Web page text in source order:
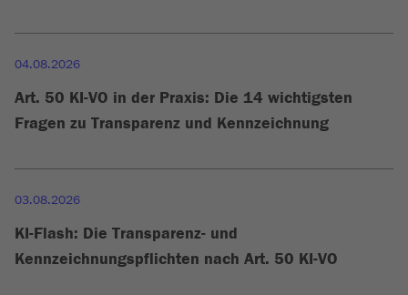
04.08.2026
Art. 50 KI-VO in der Praxis: Die 14 wichtigsten
Fragen zu Transparenz und Kennzeichnung
03.08.2026
KI-Flash: Die Transparenz- und
Kennzeichnungspflichten nach Art. 50 KI-VO